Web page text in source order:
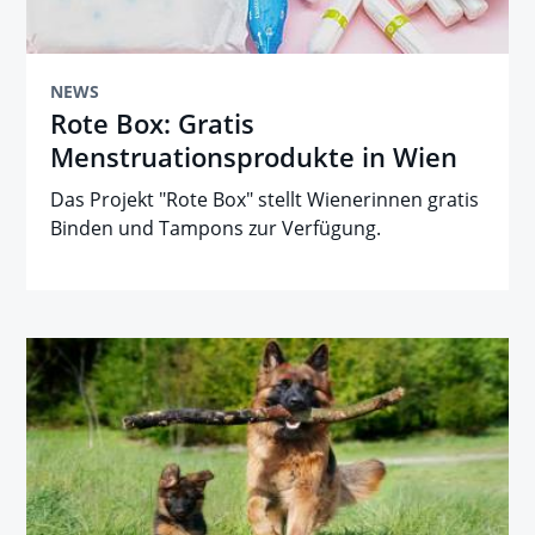
NEWS
Rote Box: Gratis
Menstruationsprodukte in Wien
Das Projekt "Rote Box" stellt Wienerinnen gratis
Binden und Tampons zur Verfügung.